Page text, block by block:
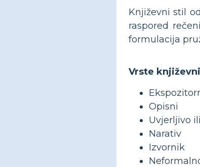
Književni stil
raspored
formulacija
Vrste
Opisni
Uvjerljivo
Narativ
Izvornik